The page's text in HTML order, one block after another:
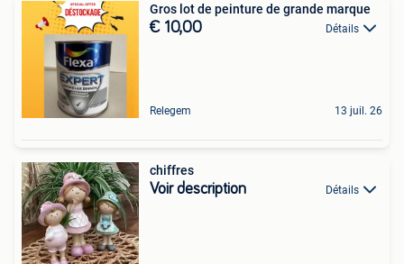
Gros lot de peinture de grande marque
€ 10,00 Détails
Relegem 13 juil. 26
chiffres
Voir description Détails